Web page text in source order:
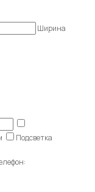
Ширина
Подсветка